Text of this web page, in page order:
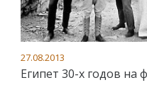
27.08.2013
Египет 30-х годов на